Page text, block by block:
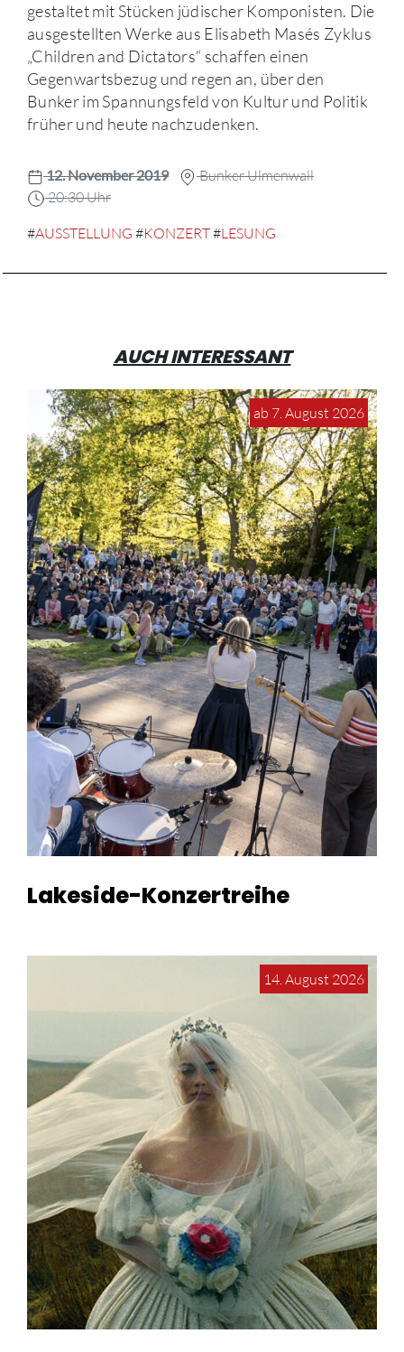
gestaltet mit Stücken jüdischer Komponisten. Die
ausgestellten Werke aus Elisabeth Masés Zyklus
„Children and Dictators“ schaffen einen
Gegenwartsbezug und regen an, über den
Bunker im Spannungsfeld von Kultur und Politik
früher und heute nachzudenken.
12. November 2019
Bunker Ulmenwall
20:30 Uhr
#AUSSTELLUNG #KONZERT#LESUNG
AUCH INTERESSANT
ab 7. August 2026
Lakeside-Konzertreihe
14. August 2026